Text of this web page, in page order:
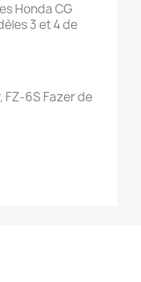
Honda CG
3 et 4 de
FZ-6S Fazer de